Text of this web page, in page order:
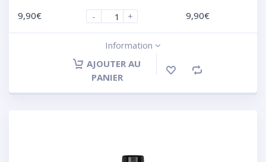
9,90€ - + 9,90€
Information
AJOUTER AU
PANIER